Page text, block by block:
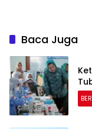
Baca Juga